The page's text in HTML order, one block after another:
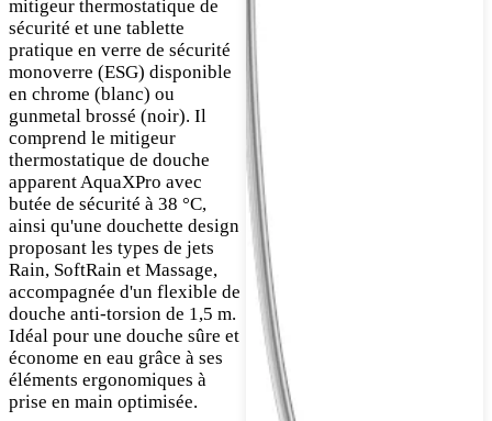
mitigeur thermostatique de
sécurité et une tablette
pratique en verre de sécurité
monoverre (ESG) disponible
en chrome (blanc) ou
gunmetal brossé (noir). Il
comprend le mitigeur
thermostatique de douche
apparent AquaXPro avec
butée de sécurité à 38 °C,
ainsi qu'une douchette design
proposant les types de jets
Rain, SoftRain et Massage,
accompagnée d'un flexible de
douche anti-torsion de 1,5 m.
Idéal pour une douche sûre et
économe en eau grâce à ses
éléments ergonomiques à
prise en main optimisée.